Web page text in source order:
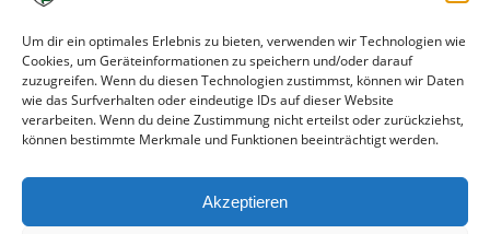
Um dir ein optimales Erlebnis zu bieten, verwenden wir Technologien wie
Cookies, um Geräteinformationen zu speichern und/oder darauf
zuzugreifen. Wenn du diesen Technologien zustimmst, können wir Daten
wie das Surfverhalten oder eindeutige IDs auf dieser Website
verarbeiten. Wenn du deine Zustimmung nicht erteilst oder zurückziehst,
können bestimmte Merkmale und Funktionen beeinträchtigt werden.
Akzeptieren
G. Bär – M. Kiefer, H. Löb – Heßler,
Mechnig, Sehrt – Schroer, Rupprecht,
Blankenberger, Baas, H. Müller.
Alle bisherigen Partien der beiden Mannschaften
anzeigen